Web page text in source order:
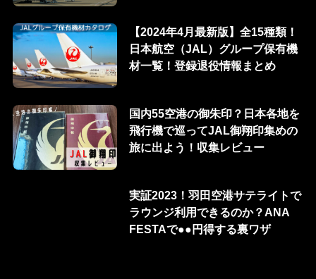
【2024年4月最新版】全15種類！
日本航空（JAL）グループ保有機
材一覧！登録退役情報まとめ
国内55空港の御朱印？日本各地を
飛行機で巡ってJAL御翔印集めの
旅に出よう！収集レビュー
実証2023！羽田空港サテライトで
ラウンジ利用できるのか？ANA
FESTAで●●円得する裏ワザ